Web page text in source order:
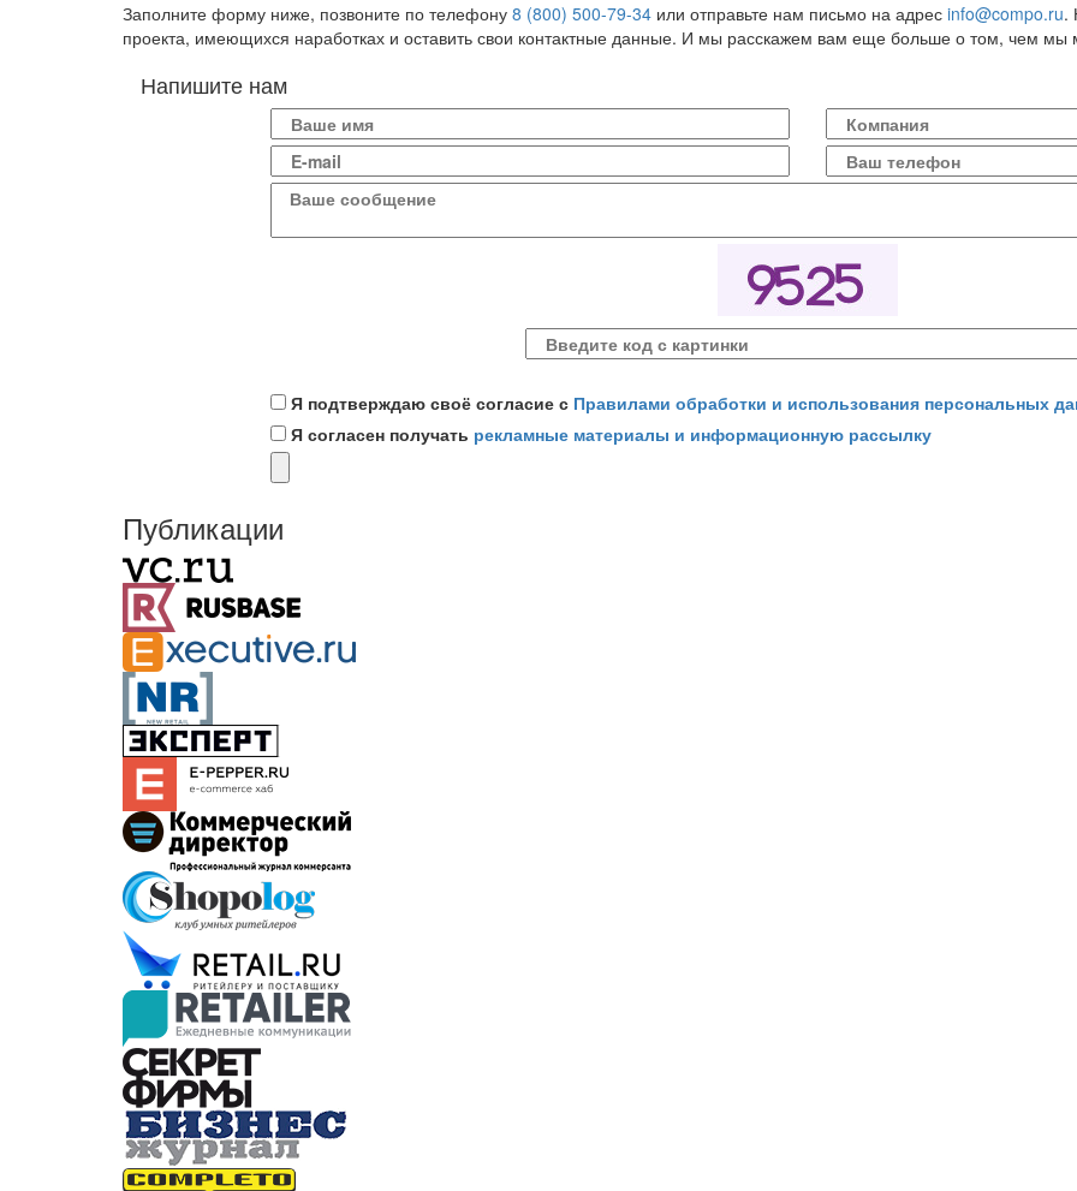
Заполните форму ниже, позвоните по телефону 8 (800) 500-79-34 или отправьте нам письмо на адрес info@compo.ru.
проекта, имеющихся наработках и оставить свои контактные данные. И мы расскажем вам еще больше о том, чем
Напишите нам
Я подтверждаю своё согласие с Правилами обработки и использования персональных
Я согласен получать рекламные материалы и информационную рассылку
Публикации